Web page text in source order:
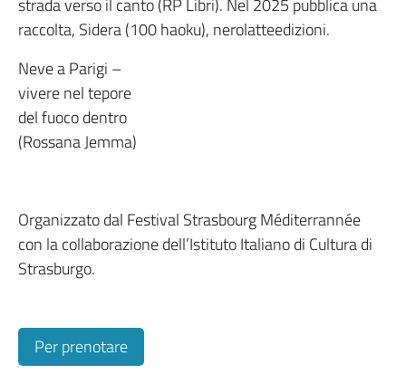
strada verso il canto (RP Libri). Nel 2025 pubblica una
raccolta, Sidera (100 haoku), nerolatteedizioni.
Neve a Parigi –
vivere nel tepore
del fuoco dentro
(Rossana Jemma)
Organizzato dal Festival Strasbourg Méditerrannée
con la collaborazione dell’Istituto Italiano di Cultura di
Strasburgo.
Per prenotare